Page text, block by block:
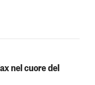
nel cuore del